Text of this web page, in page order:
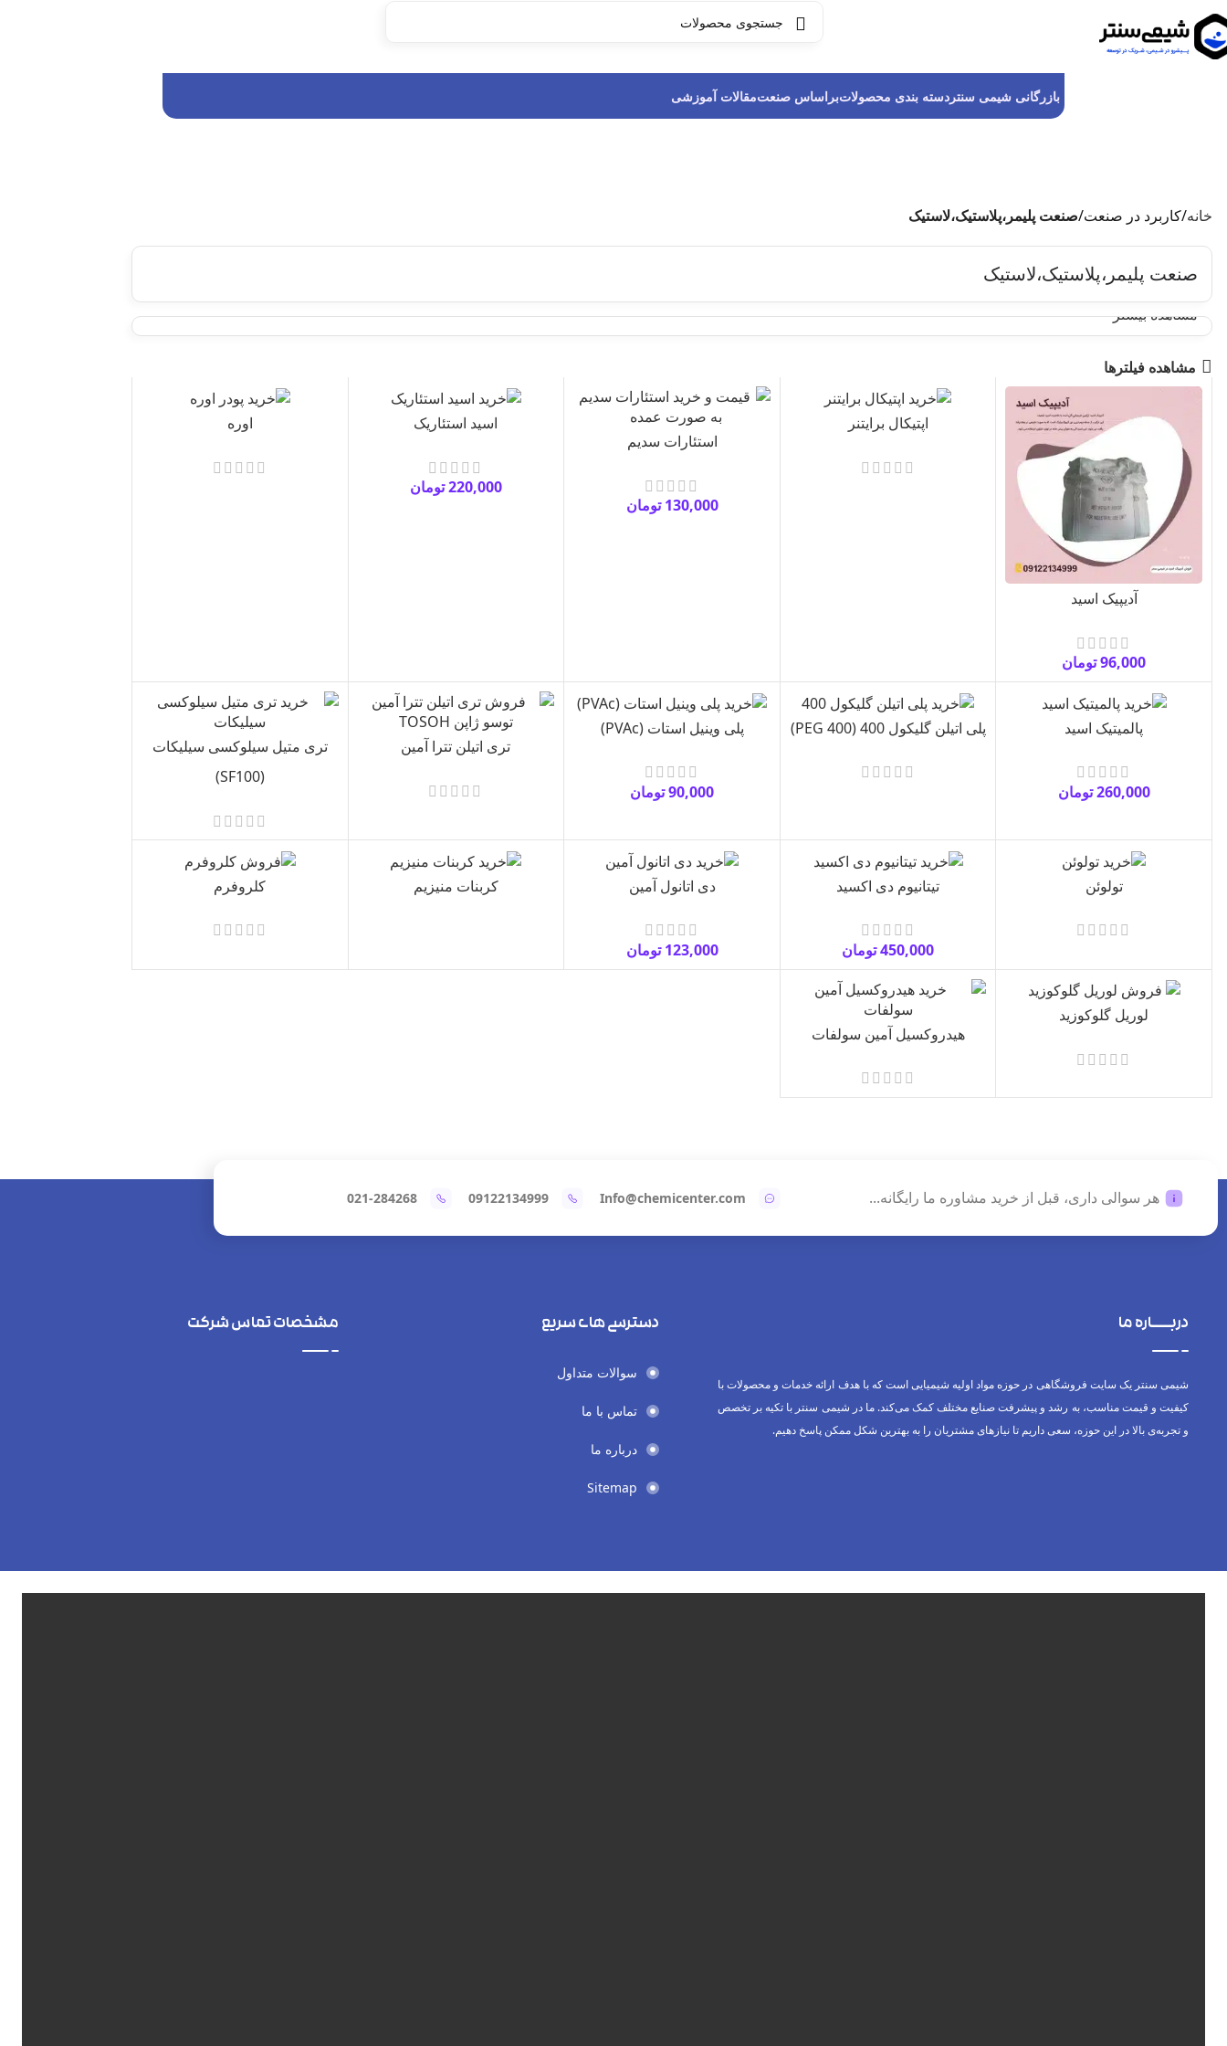
بازرگانی شیمی سنتر دسته بندی محصولاتبراساس صنعتمقالات آموزشی
خانه کاربرد در صنعت صنعت پلیمر،پلاستیک،لاستیک
صنعت پلیمر،پلاستیک،لاستیک
مشاهده بیشتر
مشاهده فیلترها
آدیپیک اسید
96,000تومان
اپتیکال برایتنر
استئارات سدیم
130,000 تومان
اسید استئاریک
220,000تومان
اوره
پالمیتیک اسید
260,000تومان
پلی اتیلن گلیکول‌ 400 (PEG 400) پلی وینیل استات (PVAc)
90,000تومان
تری اتیلن تترا آمین
تری متیل سیلوکسی سیلیکات
(SF100)
تولوئن تیتانیوم دی اکسید
450,000تومان
دی اتانول آمین
123,000 تومان
کربنات منیزیم کلروفرم
لوریل گلوکوزید
هیدروکسیل آمین سولفات
هر سوالی داری، قبل از خرید مشاوره ما رایگانه... Info@chemicenter.com
09122134999
021-284268
دربــــاره ما
شیمی سنتر یک سایت فروشگاهی در حوزه مواد اولیه شیمیایی است که با هدف ارائه خدمات و محصولات با
کیفیت و قیمت مناسب، به رشد و پیشرفت صنایع مختلف کمک می‌کند. ما در شیمی سنتر با تکیه بر تخصص
و تجربه‌ی بالا در این حوزه، سعی داریم تا نیازهای مشتریان را به بهترین شکل ممکن پاسخ دهیم.
دسترسی های سریع
سوالات متداول
تماس با ما
درباره ما
Sitemap
مشخصات تماس شرکت